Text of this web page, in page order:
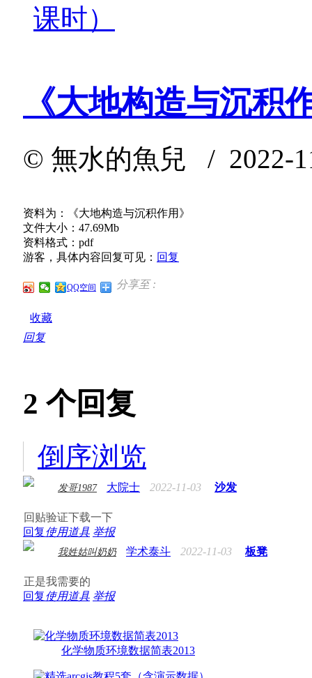
课时）
《大地构造与沉积
© 無水的魚兒 / 2022-
资料为：《大地构造与沉积作用》
文件大小：47.69Mb
资料格式：pdf
游客，具体内容回复可见： 回复
分享至 :
QQ空间
收藏
回复
2 个回复
倒序浏览
发哥1987 大院士 2022-11-03 沙发
回贴验证下载一下
回复使用道具 举报
我姓姑叫奶奶 学术泰斗 2022-11-03 板凳
正是我需要的
回复使用道具 举报
化学物质环境数据简表2013